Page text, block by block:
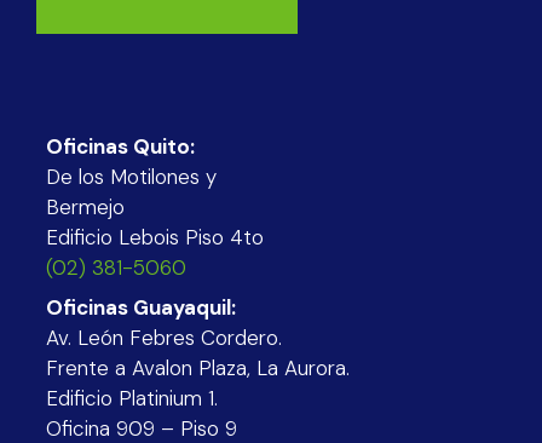
Oficinas Quito:
De los Motilones y
Bermejo
Edificio Lebois Piso 4to
(02) 381-5060
Oficinas Guayaquil:
Av. León Febres Cordero.
Frente a Avalon Plaza, La Aurora.
Edificio Platinium 1.
Oficina 909 – Piso 9